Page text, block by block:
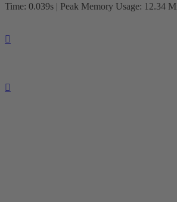
Time: 0.039s | Peak Memory Usage: 12.34